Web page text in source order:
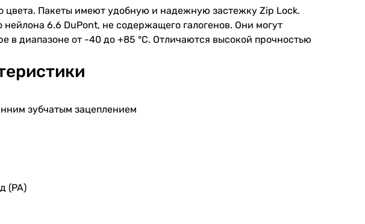
цвета. Пакеты имеют удобную и надежную застежку Zip Lock.
6.6 DuPont, не содержащего галогенов. Они могут
в диапазоне от -40 до +85 °C. Отличаются высокой прочностью
зубчатым зацеплением
(PA)